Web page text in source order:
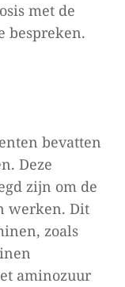
met de
bespreken.
bevatten
Deze
zijn om de
werken. Dit
zoals
aminozuur